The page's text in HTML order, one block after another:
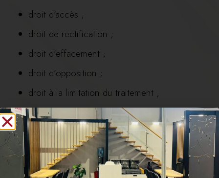
droit d’accès ;
droit de rectification ;
droit d’effacement ;
droit d’opposition ;
droit à la limitation du traitement ;
droit à la portabilité des données.
Pour exercer vos droits :
STAME SARL
14 Rue Montaigne, Zone Artisanale de Trois Mares
97430 Le Tampon – La Réunion